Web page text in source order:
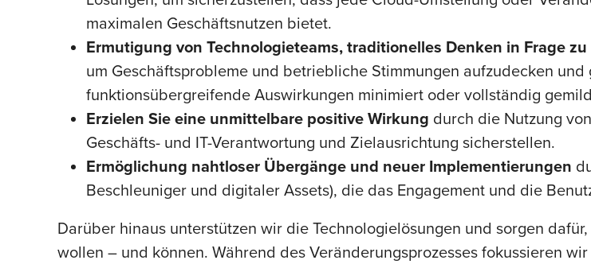
maximalen Geschäftsnutzen bietet.
Ermutigung von Technologieteams, traditionelles Denken in Frage
um Geschäftsprobleme und betriebliche Stimmungen aufzudecken
funktionsübergreifende Auswirkungen minimiert oder vollständig
Erzielen Sie eine unmittelbare positive Wirkung durch die Nutzung
Geschäfts- und IT-Verantwortung und Zielausrichtung sicherstellen.
Ermöglichung nahtloser Übergänge und neuer Implementierungen
Beschleuniger und digitaler Assets), die das Engagement und die
Darüber hinaus unterstützen wir die Technologielösungen und sorgen
wollen – und können. Während des Veränderungsprozesses fokussieren